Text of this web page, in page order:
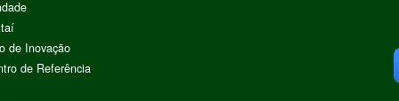
de Inovação
de Referência